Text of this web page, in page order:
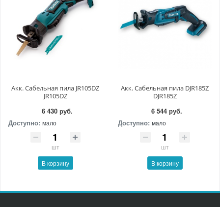
Акк. Сабельная пила JR105DZ
JR105DZ
6 430 руб.
Доступно: мало
шт
В корзину
Акк. Сабельная пила DJR185Z
DJR185Z
6 544 руб.
Доступно: мало
шт
В корзину